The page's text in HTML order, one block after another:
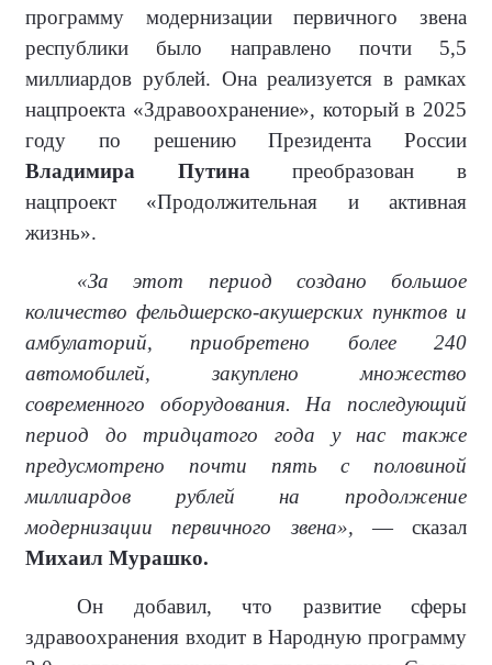
программу модернизации первичного звена
республики было направлено почти 5,5
миллиардов рублей. Она реализуется в рамках
нацпроекта «Здравоохранение», который в 2025
году по решению Президента России
Владимира Путина преобразован в
нацпроект «Продолжительная и активная
жизнь».
«За этот период создано большое
количество фельдшерско-акушерских пунктов и
амбулаторий, приобретено более 240
автомобилей, закуплено множество
современного оборудования. На последующий
период до тридцатого года у нас также
предусмотрено почти пять с половиной
миллиардов рублей на продолжение
модернизации первичного звена», — сказал
Михаил Мурашко.
Он добавил, что развитие сферы
здравоохранения входит в Народную программу